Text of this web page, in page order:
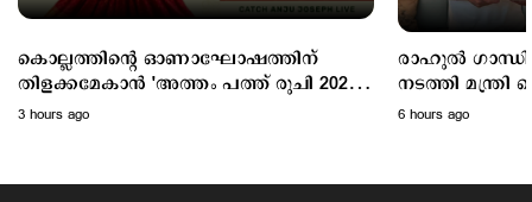
കൊല്ലത്തിന്റെ ഓണാഘോഷത്തിന്
തിളക്കമേകാൻ 'അത്തം പത്ത് രുചി 2026';
ഇന്നെത്തും
3 hours ago
രാഹുൽ
നടത്തി മന്ത്രി കെ.എ തുളസി;
ഓണക്കോടിയും
6 hours ago